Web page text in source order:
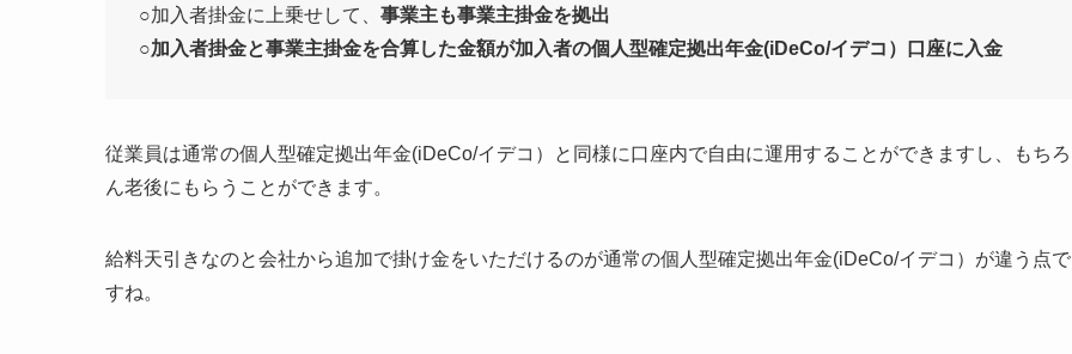
○加入者掛金に上乗せして、 事業主も事業主掛金を拠出
○加入者掛金と事業主掛金を合算した金額が加入者の個人型確定拠出年金(iDeCo/イデコ）口座に入金
従業員は通常の個人型確定拠出年金(iDeCo/イデコ）と同様に口座内で自由に運用することができますし、もちろ
ん老後にもらうことができます。
給料天引きなのと会社から追加で掛け金をいただけるのが通常の個人型確定拠出年金(iDeCo/イデコ）が違う点で
すね。